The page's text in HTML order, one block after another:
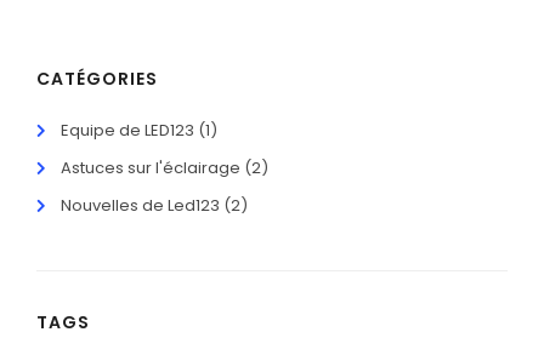
CATÉGORIES
Equipe de LED123 (1)
Astuces sur l'éclairage (2)
Nouvelles de Led123 (2)
TAGS